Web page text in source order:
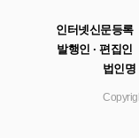
인터넷신문등록
발행인 · 편집인
법인명